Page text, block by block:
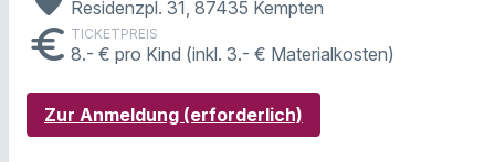
Residenzpl. 31, 87435 Kempten
euro TICKETPREIS
8.- € pro Kind (inkl. 3.- € Materialkosten)
Zur Anmeldung (erforderlich)